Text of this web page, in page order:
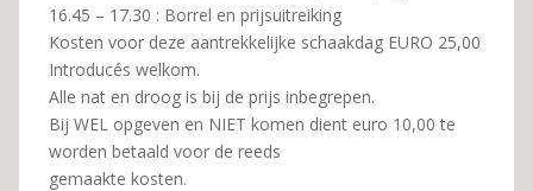
16.45 – 17.30 : Borrel en prijsuitreiking
Kosten voor deze aantrekkelijke schaakdag EURO 25,00
Introducés welkom.
Alle nat en droog is bij de prijs inbegrepen.
Bij WEL opgeven en NIET komen dient euro 10,00 te
worden betaald voor de reeds
gemaakte kosten.